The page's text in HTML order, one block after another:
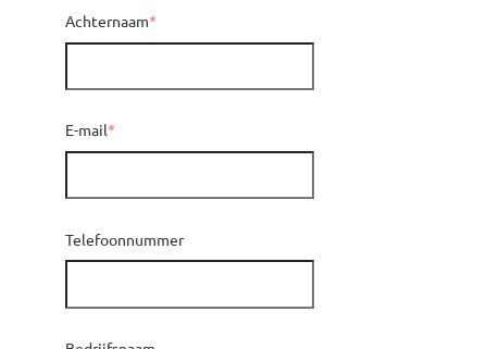
Achternaam*
E-mail*
Telefoonnummer